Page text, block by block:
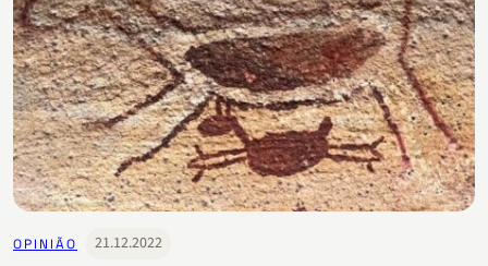
OPINIÃO 21.12.2022